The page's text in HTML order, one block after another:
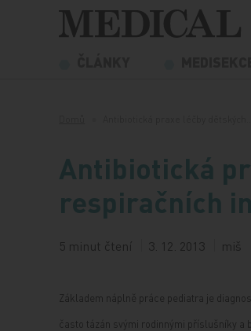
Přeskočit na obsah
Antibiotická
respiračních
5 minut čtení 3. 12. 2013 miš
Základem náplně práce pediatra je
často tázán svými rodinnými příslušníky a